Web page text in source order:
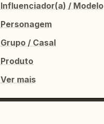
Influenciador(a) / Modelo
Personagem
Grupo / Casal
Produto
Ver mais